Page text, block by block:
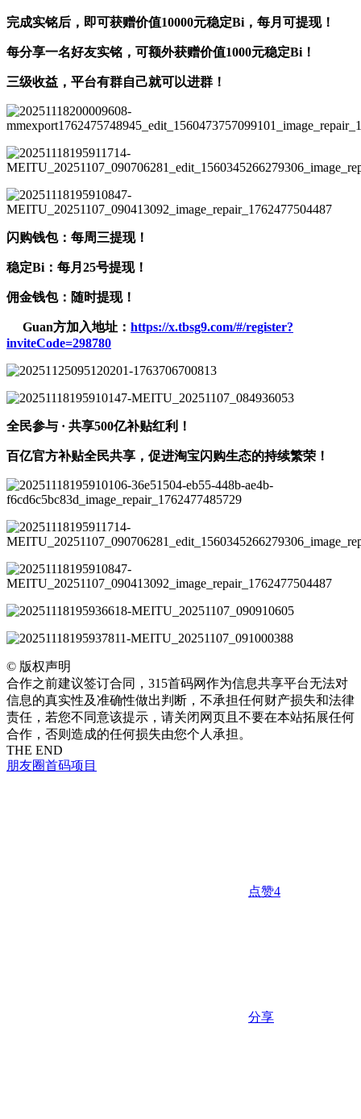
完成实铭后，即可获赠价值10000元稳定Bi，每月可提现！
每分享一名好友实铭，可额外获赠价值1000元稳定Bi！
三级收益，平台有群自己就可以进群！
闪购钱包：每周三提现！
稳定Bi：每月25号提现！
佣金钱包：随时提现！
Guan方加入地址： https://x.tbsg9.com/#/register?
inviteCode=298780
全民参与 · 共享500亿补贴红利！
百亿官方补贴全民共享，促进淘宝闪购生态的持续繁荣！
© 版权声明
合作之前建议签订合同，315首码网作为信息共享平台无法对
信息的真实性及准确性做出判断，不承担任何财产损失和法律
责任，若您不同意该提示，请关闭网页且不要在本站拓展任何
合作，否则造成的任何损失由您个人承担。
THE END
朋友圈首码项目
点赞4
分享